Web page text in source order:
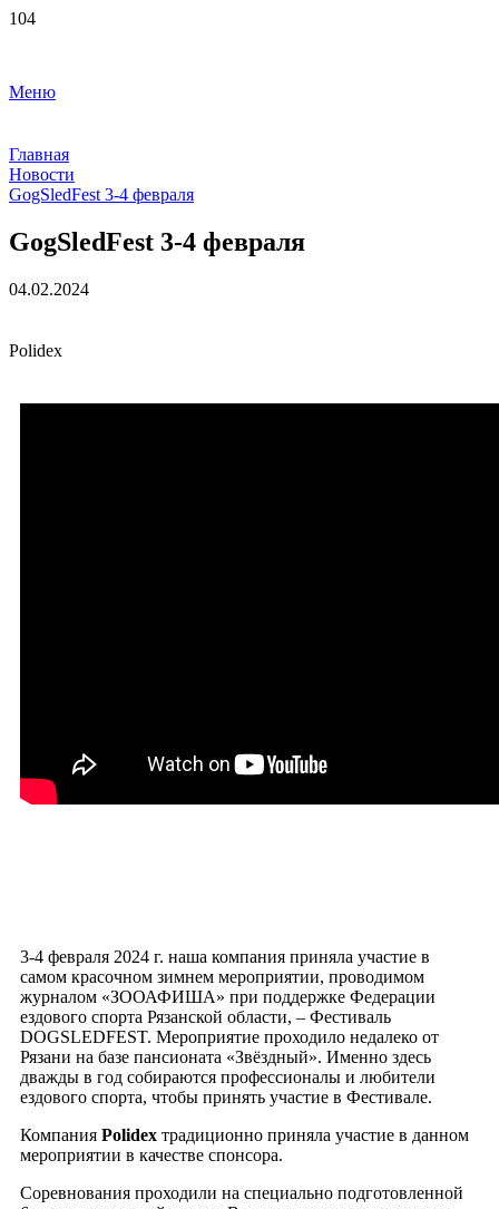
Меню
Главная
Новости
GogSledFest 3-4 февраля
GogSledFest 3-4 февраля
04.02.2024
Polidex
3-4 февраля 2024 г. наша компания приняла участие в
самом красочном зимнем мероприятии, проводимом
журналом «ЗООАФИША» при поддержке Федерации
ездового спорта Рязанской области, – Фестиваль
DOGSLEDFEST. Мероприятие проходило недалеко от
Рязани на базе пансионата «Звёздный». Именно здесь
дважды в год собираются профессионалы и любители
ездового спорта, чтобы принять участие в Фестивале.
Компания Polidex традиционно приняла участие в данном
мероприятии в качестве спонсора.
Соревнования проходили на специально подготовленной